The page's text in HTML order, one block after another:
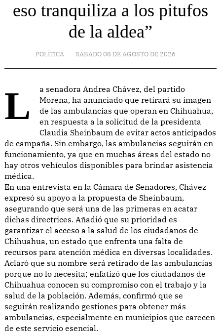
eso tranquiliza a los pitufos
de la aldea”
POLÍTICA SÁBADO 08 DE AGOSTO DE 2026
La senadora Andrea Chávez, del partido
Morena, ha anunciado que retirará su imagen
de las ambulancias que operan en Chihuahua,
en respuesta a la solicitud de la presidenta
Claudia Sheinbaum de evitar actos anticipados
de campaña. Sin embargo, las ambulancias seguirán en
funcionamiento, ya que en muchas áreas del estado no
hay otros vehículos disponibles para brindar asistencia
médica.
En una entrevista en la Cámara de Senadores, Chávez
expresó su apoyo a la propuesta de Sheinbaum,
asegurando que será una de las primeras en acatar
dichas directrices. Añadió que su prioridad es
garantizar el acceso a la salud de los ciudadanos de
Chihuahua, un estado que enfrenta una falta de
recursos para atención médica en diversas localidades.
Aclaró que su nombre será retirado de las ambulancias
porque no lo necesita; enfatizó que los ciudadanos de
Chihuahua conocen su compromiso con el trabajo y la
salud de la población. Además, confirmó que se
seguirán realizando gestiones para obtener más
ambulancias, especialmente en municipios que carecen
de este servicio esencial.